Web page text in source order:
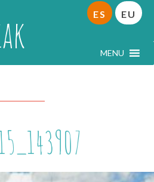
MENU
ES EU